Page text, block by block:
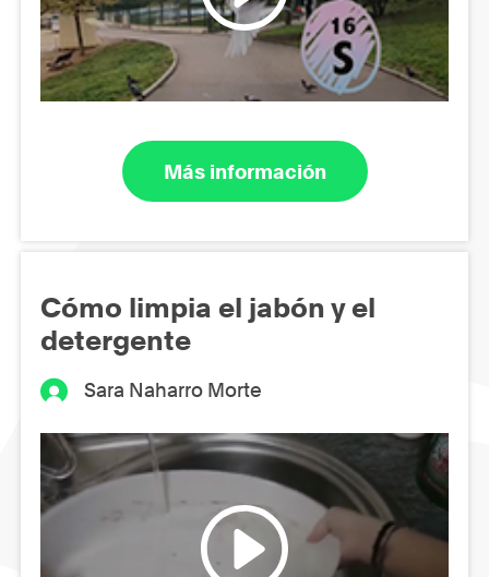
Más información
Cómo limpia el jabón y el
detergente
Sara Naharro Morte